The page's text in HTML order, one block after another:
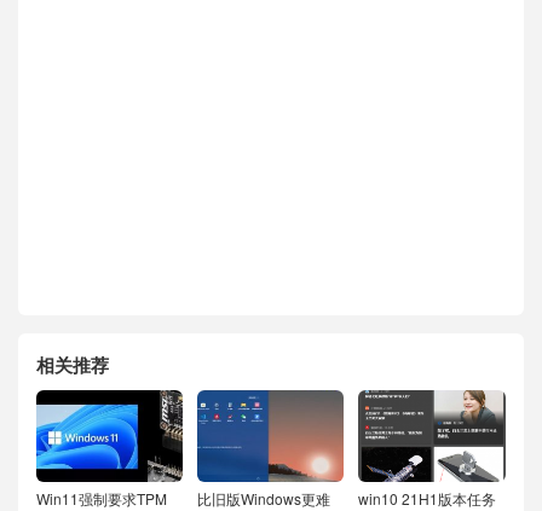
相关推荐
Win11强制要求TPM
比旧版Windows更难
win10 21H1版本任务